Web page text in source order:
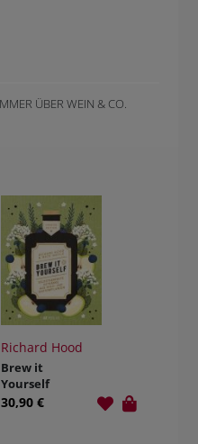
ÜBER WEIN & CO.
Richard Hood
Brew it
Yourself
30,90 €